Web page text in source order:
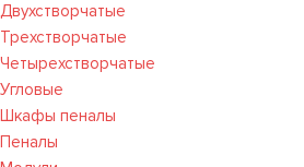
Двухстворчатые
Трехстворчатые
Четырехстворчатые
Угловые
Шкафы пеналы
Пеналы